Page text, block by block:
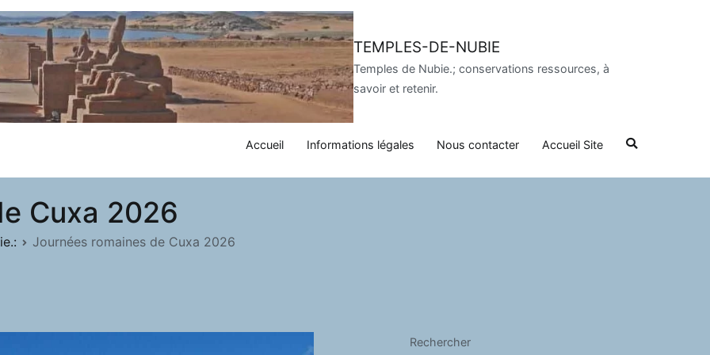
TEMPLES-DE-NUBIE
Temples de Nubie.; conservations ressources, à
savoir et retenir.
Accueil Informations légales Nous contacter Accueil Site
Cuxa 2026
Journées romaines de Cuxa 2026
Rechercher